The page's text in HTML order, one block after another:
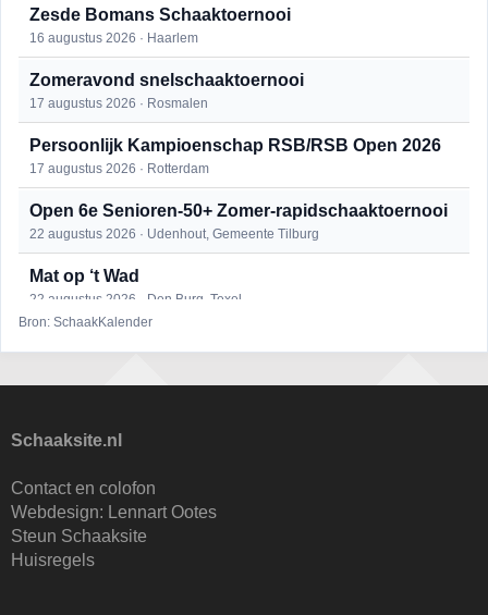
Zesde Bomans Schaaktoernooi
16 augustus 2026 · Haarlem
Zomeravond snelschaaktoernooi
17 augustus 2026 · Rosmalen
Persoonlijk Kampioenschap RSB/RSB Open 2026
17 augustus 2026 · Rotterdam
Open 6e Senioren-50+ Zomer-rapidschaaktoernooi
22 augustus 2026 · Udenhout, Gemeente Tilburg
Mat op ‘t Wad
22 augustus 2026 · Den Burg, Texel
23 augustus 2026 · Utrecht
25 augustus 2026 · Bunschoten-Spakenburg
Nazomervierkampentoernooi 2026
28 augustus 2026 · Assen
Bron: SchaakKalender
Schaaksite.nl
Contact en colofon
Webdesign: Lennart Ootes
Steun Schaaksite
Huisregels